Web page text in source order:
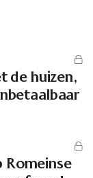
de huizen,